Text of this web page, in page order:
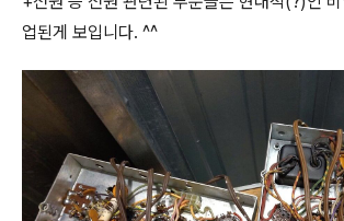
업된게 보입니다. ^^